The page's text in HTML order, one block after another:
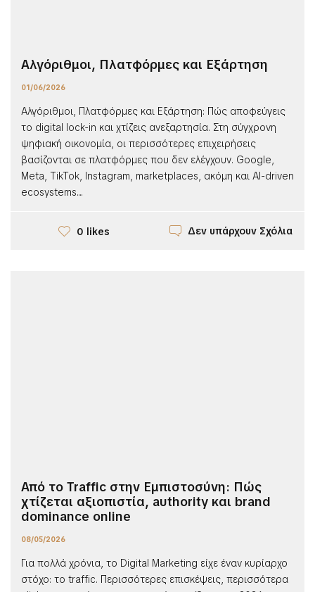
Αλγόριθμοι, Πλατφόρμες και Εξάρτηση
01/06/2026
Αλγόριθμοι, Πλατφόρμες και Εξάρτηση: Πώς αποφεύγεις
το digital lock-in και χτίζεις ανεξαρτησία. Στη σύγχρονη
ψηφιακή οικονομία, οι περισσότερες επιχειρήσεις
βασίζονται σε πλατφόρμες που δεν ελέγχουν. Google,
Meta, TikTok, Instagram, marketplaces, ακόμη και AI-driven
ecosystems....
0 likes Δεν υπάρχουν Σχόλια
Από το Traffic στην Εμπιστοσύνη: Πώς
χτίζεται αξιοπιστία, authority και brand
dominance online
08/05/2026
Για πολλά χρόνια, το Digital Marketing είχε έναν κυρίαρχο
στόχο: το traffic. Περισσότερες επισκέψεις, περισσότερα